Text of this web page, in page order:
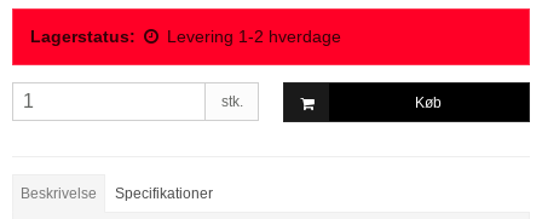
Lagerstatus: Levering 1-2 hverdage
stk. Køb
Beskrivelse Specifikationer